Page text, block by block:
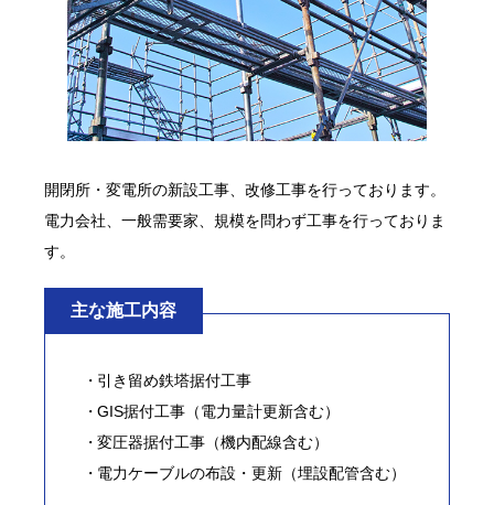
開閉所・変電所の新設工事、改修工事を行っております。
電力会社、一般需要家、規模を問わず工事を行っておりま
す。
主な施工内容
引き留め鉄塔据付工事
GIS据付工事（電力量計更新含む）
変圧器据付工事（機内配線含む）
電力ケーブルの布設・更新（埋設配管含む）